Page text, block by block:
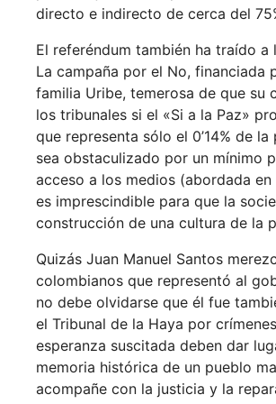
directo e indirecto de cerca del
El referéndum también ha traído
La campaña por el No,
familia Uribe, temerosa de que
los tribunales si el «Si a la Paz»
que representa sólo el 0’14% de
sea obstaculizado por un mínimo
acceso a los medios (abordada
es imprescindible para que la
construcción de una cultura de la
Quizás Juan Manuel Santos
colombianos que representó al
no debe olvidarse que él fue
el Tribunal de la Haya por
esperanza suscitada deben dar
memoria histórica de un pueblo
acompañe con la justicia y la